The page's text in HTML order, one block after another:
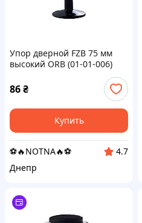
Упор дверной FZB 75 мм
высокий ORB (01-01-006)
86₴
Купить
⚽️🔥NOTNA🔥⚽️
4.7
Днепр